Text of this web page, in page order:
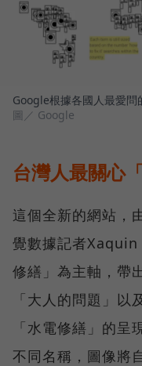
Google根據各國人最愛問
圖／ Google
台灣人最關心
這個全新的網站，
覺數據記者Xaquin
修繕」為主軸，帶
「大人的問題」以
「水電修繕」的呈
不同名稱，圖像將